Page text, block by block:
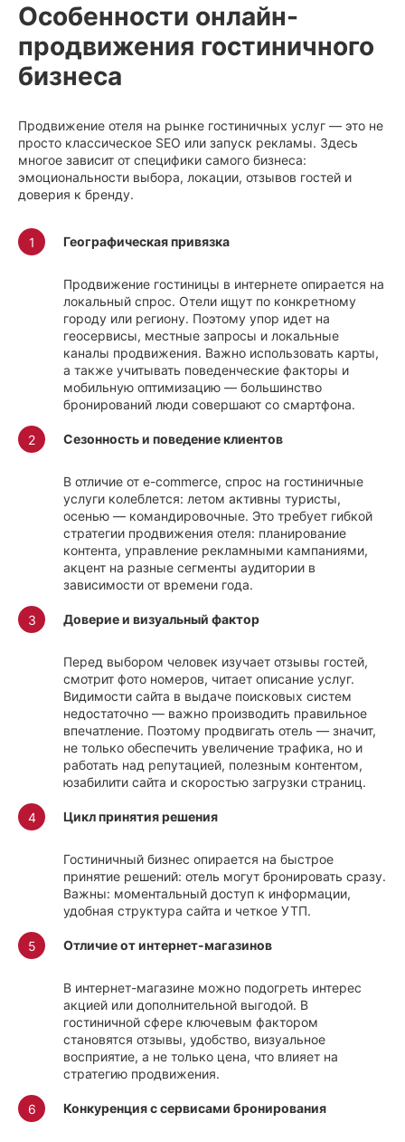
Особенности онлайн-
продвижения гостиничного
бизнеса
Продвижение отеля на рынке гостиничных услуг — это не
просто классическое SEO или запуск рекламы. Здесь
многое зависит от специфики самого бизнеса:
эмоциональности выбора, локации, отзывов гостей и
доверия к бренду.
Географическая привязка
Продвижение гостиницы в интернете опирается на
локальный спрос. Отели ищут по конкретному
городу или региону. Поэтому упор идет на
геосервисы, местные запросы и локальные
каналы продвижения. Важно использовать карты,
а также учитывать поведенческие факторы и
мобильную оптимизацию — большинство
бронирований люди совершают со смартфона.
Сезонность и поведение клиентов
В отличие от e-commerce, спрос на гостиничные
услуги колеблется: летом активны туристы,
осенью — командировочные. Это требует гибкой
стратегии продвижения отеля: планирование
контента, управление рекламными кампаниями,
акцент на разные сегменты аудитории в
зависимости от времени года.
Доверие и визуальный фактор
Перед выбором человек изучает отзывы гостей,
смотрит фото номеров, читает описание услуг.
Видимости сайта в выдаче поисковых систем
недостаточно — важно производить правильное
впечатление. Поэтому продвигать отель — значит,
не только обеспечить увеличение трафика, но и
работать над репутацией, полезным контентом,
юзабилити сайта и скоростью загрузки страниц.
Цикл принятия решения
Гостиничный бизнес опирается на быстрое
принятие решений: отель могут бронировать сразу.
Важны: моментальный доступ к информации,
удобная структура сайта и четкое УТП.
Отличие от интернет-магазинов
В интернет-магазине можно подогреть интерес
акцией или дополнительной выгодой. В
гостиничной сфере ключевым фактором
становятся отзывы, удобство, визуальное
восприятие, а не только цена, что влияет на
стратегию продвижения.
Конкуренция ссервисами бронирования